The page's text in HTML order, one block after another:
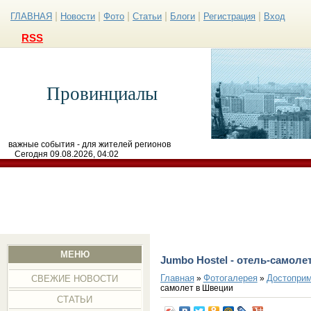
ГЛАВНАЯ Новости Фото Статьи Блоги Регистрация Вход
RSS
Провинциалы
важные события - для жителей регионов
Сегодня 09.08.2026, 04:02
МЕНЮ
СВЕЖИЕ НОВОСТИ
СТАТЬИ
Jumbo Нostel - отель-
Главная» Фотогалерея»
самолет в Швеции